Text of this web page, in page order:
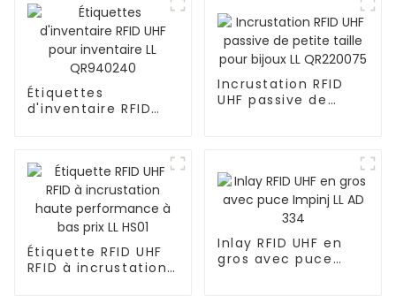
Étiquettes
d'inventaire RFID
Incrustation RFID
UHF passive de
Étiquette RFID UHF
RFID à incrustation
Inlay RFID UHF en
gros avec puce